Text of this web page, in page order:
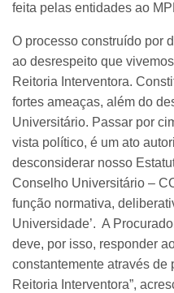
feita pelas entidades ao
O processo construído por
ao desrespeito que
Reitoria Interventora.
fortes ameaças, além do
Universitário. Passar por
vista político, é um ato
desconsiderar nosso
Conselho Universitário –
função normativa,
Universidade’. A
deve, por isso, responder
constantemente através de
Reitoria Interventora”,